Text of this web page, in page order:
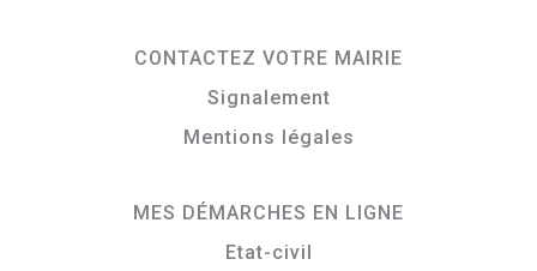
CONTACTEZ VOTRE MAIRIE
Signalement
Mentions légales
MES DÉMARCHES EN LIGNE
Etat-civil